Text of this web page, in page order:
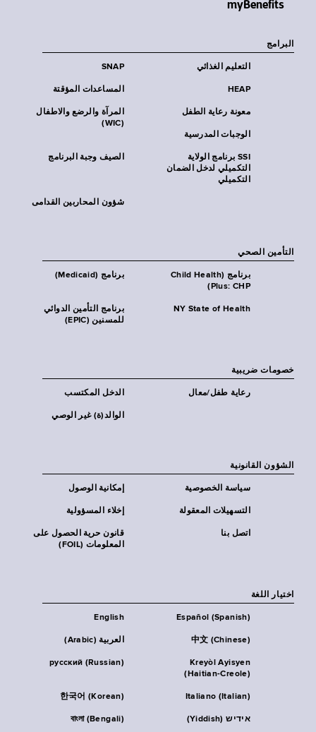
myBenefits
البرامج
SNAP التعليم الغذائي
المساعدات المؤقتة HEAP
المرآة والرضع والاطفال
(WIC)
معونة رعاية الطفل
الوجبات المدرسية
الصيف وجبة البرنامج
SSI برنامج الولاية
التكميلي لدخل الضمان
التكميلي
شؤون المحاربين القدامى
التأمين الصحي
برنامج (Medicaid)
برنامج (Child Health
Plus: CHP)
برنامج التأمين الدوائي
للمسنين (EPIC)
NY State of Health
خصومات ضريبية
الدخل المكتسب رعاية طفل/معال
الوالد(ة) غير الوصي
الشؤون القانونية
إمكانية الوصول سياسة الخصوصية
إخلاء المسؤولية التسهيلات المعقولة
قانون حرية الحصول على
المعلومات (FOIL)
اتصل بنا
اختيار اللغة
English Español (Spanish)
العربية (Arabic) 中文 (Chinese)
русский (Russian)
Kreyòl Ayisyen
(Haitian-Creole)
한국어 (Korean) Italiano (Italian)
বাংলা (Bengali) אידיש (Yiddish)